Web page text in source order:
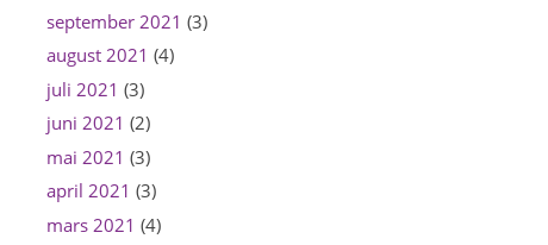
september 2021 (3)
august 2021 (4)
juli 2021 (3)
juni 2021 (2)
mai 2021 (3)
april 2021 (3)
mars 2021 (4)